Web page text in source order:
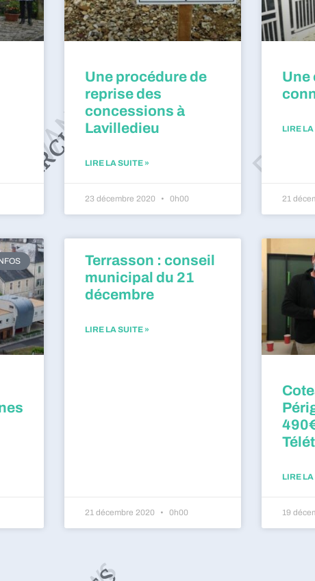
Une procédure de
reprise des
concessions à
Lavilledieu
LIRE LA SUITE »
23 décembre 2020 0h00
Une
LIRE LA
21
Terrasson : conseil
municipal du 21
décembre
LIRE LA SUITE »
21 décembre 2020 0h00
LIRE LA
19